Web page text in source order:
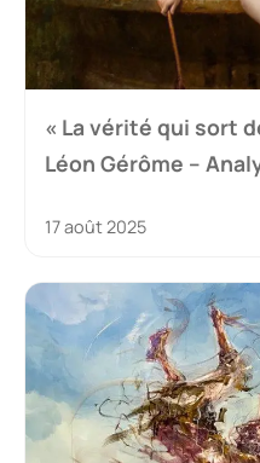
« La vérité qui sort
Léon Gérôme –
17 août 2025